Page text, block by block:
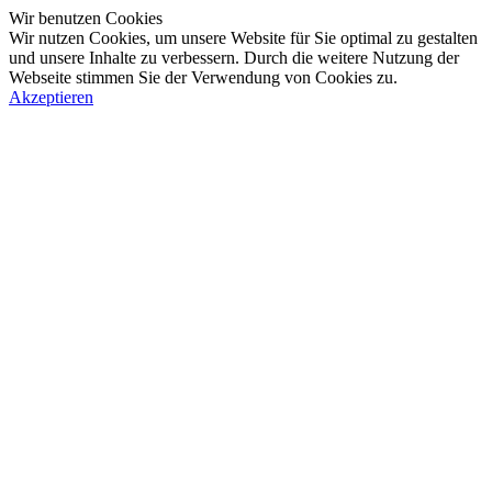
Wir benutzen Cookies
Wir nutzen Cookies, um unsere Website für Sie optimal zu gestalten
und unsere Inhalte zu verbessern. Durch die weitere Nutzung der
Webseite stimmen Sie der Verwendung von Cookies zu.
Akzeptieren